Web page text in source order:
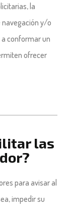
la
navegación y/o
conformar un
ofrecer
las
para avisar al
impedir su